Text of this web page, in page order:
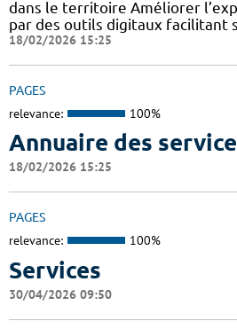
dans le territoire Améliorer
par des outils digitaux facilitant
18/02/2026 15:25
PAGES
relevance: 100%
Annuaire des
18/02/2026 15:25
PAGES
relevance: 100%
Services
30/04/2026 09:50